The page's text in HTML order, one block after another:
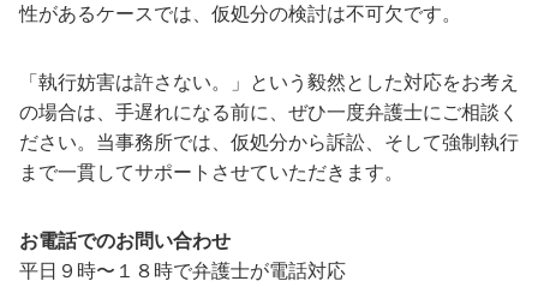
性があるケースでは、仮処分の検討は不可欠です。
「執行妨害は許さない。」という毅然とした対応をお考え
の場合は、手遅れになる前に、ぜひ一度弁護士にご相談く
ださい。当事務所では、仮処分から訴訟、そして強制執行
まで一貫してサポートさせていただきます。
お電話でのお問い合わせ
平日９時〜１８時で弁護士が電話対応